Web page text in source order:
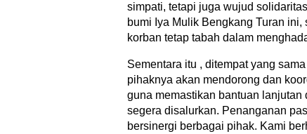
simpati, tetapi juga wujud
bumi Iya Mulik Bengkang Turan
korban tetap tabah dalam
Sementara itu , ditempat yang
pihaknya akan mendorong dan
guna memastikan bantuan
segera disalurkan. Penanganan
bersinergi berbagai pihak. Kami